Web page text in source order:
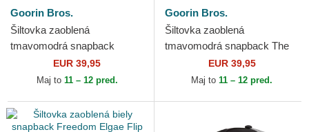
Goorin Bros.
Šiltovka zaoblená
tmavomodrá snapback
Freedom Truckin The Farm
Goorin Bros.
EUR 39,95
Maj to 11 – 12 pred.
Goorin Bros.
Šiltovka zaoblená
tmavomodrá snapback The
Freedom Eagle The Farm
Goorin Bros.
EUR 39,95
Maj to 11 – 12 pred.